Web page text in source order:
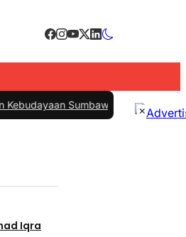
|#3 -Esti Wijayati Janjikan
Iqra
×